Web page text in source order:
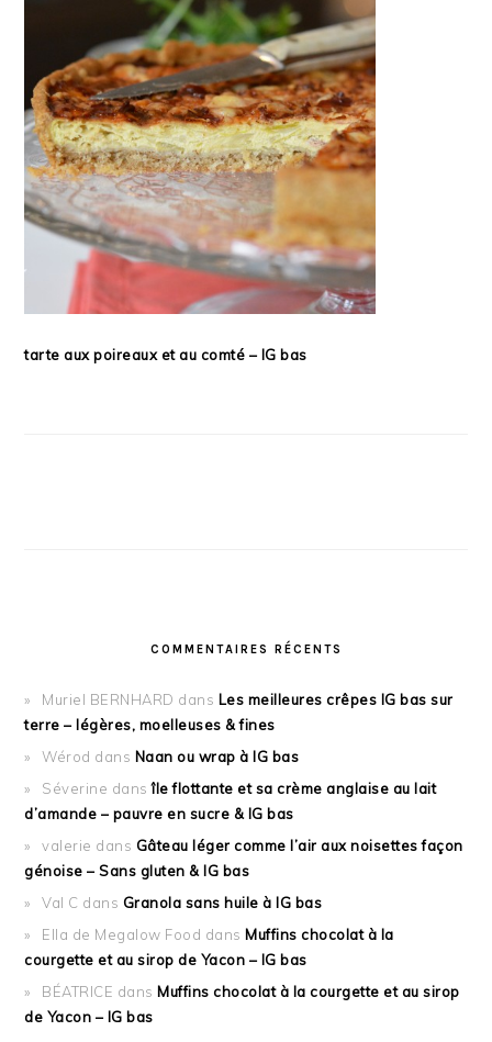
tarte aux poireaux et au comté – IG bas
COMMENTAIRES RÉCENTS
Muriel BERNHARD dans Les meilleures crêpes IG bas sur
terre – légères, moelleuses & fines
Wérod dans Naan ou wrap à IG bas
Séverine dansîle flottante et sa crème anglaise au lait
d’amande – pauvre en sucre & IG bas
valerie dans Gâteau léger comme l’air aux noisettes façon
génoise – Sans gluten & IG bas
Val C dans Granola sans huile à IG bas
Ella de Megalow Food dans Muffins chocolat à la
courgette et au sirop de Yacon – IG bas
BÉATRICE dans Muffins chocolat à la courgette et au sirop
de Yacon – IG bas